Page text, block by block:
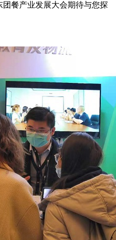
团餐产业发展大会期待与您探